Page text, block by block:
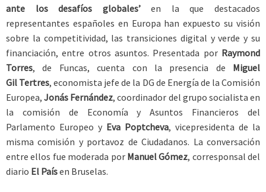
ante los desafíos globales’en la que destacados
representantes españoles en Europa han expuesto su visión
sobre la competitividad, las transiciones digital y verde y su
financiación, entre otros asuntos. Presentada por Raymond
Torres, de Funcas, cuenta con la presencia de Miguel
Gil Tertres, economista jefe de la DG de Energía de la Comisión
Europea,Jonás Fernández, coordinador del grupo socialista en
la comisión de Economía y Asuntos Financieros del
Parlamento Europeo y Eva Poptcheva, vicepresidenta de la
misma comisión y portavoz de Ciudadanos. La conversación
entre ellos fue moderada por Manuel Gómez, corresponsal del
diario El Paísen Bruselas.